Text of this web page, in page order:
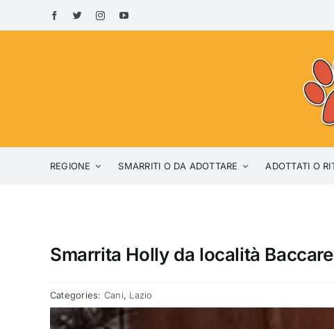
to
REGIONE SMARRITI O DA ADOTTARE ADOTTATI O
Smarrita Holly da località
Categories: Cani, Lazio